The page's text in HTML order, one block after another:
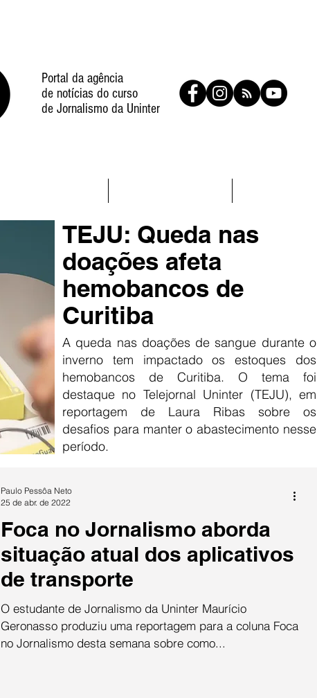
Portal da agência
de notícias do curso
de Jornalismo da Uninter
TEJU: Queda nas
doações afeta
hemobancos de
Curitiba
A queda nas doações de sangue durante o
inverno tem impactado os estoques dos
hemobancos de Curitiba. O tema foi
destaque no Telejornal Uninter (TEJU), em
reportagem de Laura Ribas sobre os
desafios para manter o abastecimento nesse
período.
Foca no Jornalismo aborda
situação atual dos aplicativos
de transporte
O estudante de Jornalismo da Uninter Maurício
Geronasso produziu uma reportagem para a coluna Foca
no Jornalismo desta semana sobre como...
Paulo Pessôa Neto
25 de abr. de 2022